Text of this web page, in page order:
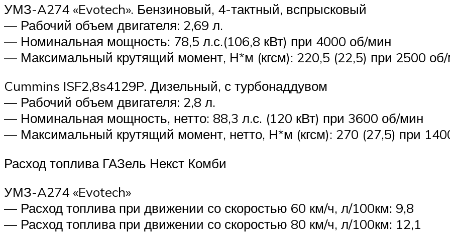
УМЗ-A274 «Evotech». Бензиновый, 4-тактный, вспрысковый
— Рабочий объем двигателя: 2,69 л.
— Номинальная мощность: 78,5 л.с.(106,8 кВт) при 4000 об/мин
— Максимальный крутящий момент, Н*м (кгсм): 220,5 (22,5) при 2500
Cummins ISF2,8s4129P. Дизельный, с турбонаддувом
— Рабочий объем двигателя: 2,8 л.
— Номинальная мощность, нетто: 88,3 л.с. (120 кВт) при 3600 об/мин
— Максимальный крутящий момент, нетто, Н*м (кгсм): 270 (27,5) при
Расход топлива ГАЗель Некст Комби
УМЗ-A274 «Evotech»
— Расход топлива при движении со скоростью 60 км/ч, л/100км: 9,8
— Расход топлива при движении со скоростью 80 км/ч, л/100км: 12,1